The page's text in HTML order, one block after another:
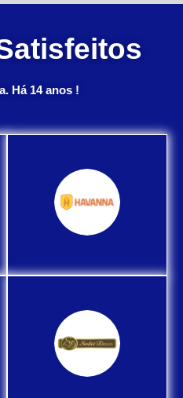
Há 14 anos !